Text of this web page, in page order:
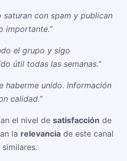
saturan con spam y publican
importante.”
el grupo y sigo
útil todas las semanas.”
haberme unido. Información
calidad.”
el nivel de satisfacción de
la relevancia de este canal